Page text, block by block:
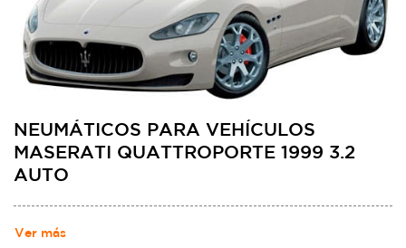
NEUMÁTICOS PARA VEHÍCULOS
MASERATI QUATTROPORTE 1999 3.2
AUTO
Ver más